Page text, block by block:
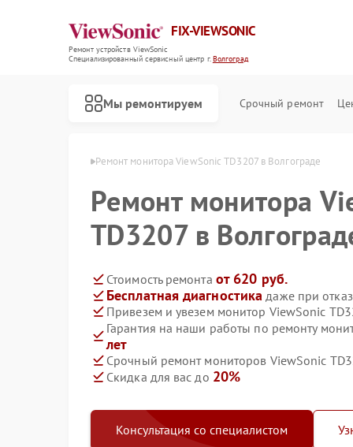
FIX-VIEWSONIC
Ремонт устройств ViewSonic
Специализированный cервисный центр г.Волгоград
Мы ремонтируем Срочный ремонт
Ремонт монитора ViewSonic TD3207 в Волгограде
Ремонт монитора
TD3207 в
Стоимость ремонта от 620 руб.
Бесплатная диагностика даже при
Привезем и увезем монитор ViewSonic
Гарантия на наши работы по ремонту
лет
Срочный ремонт мониторов ViewSonic
Скидка для вас до 20%
Консультация со специалистом